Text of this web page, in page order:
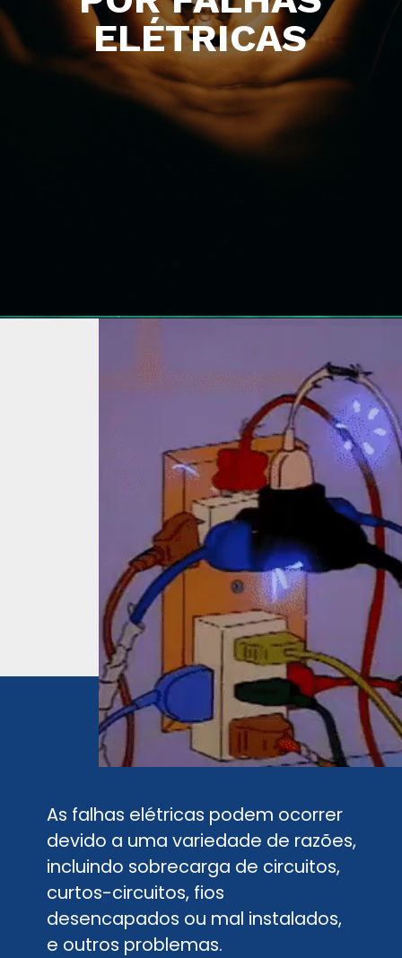
ELÉTRICAS
As falhas elétricas podem ocorrer
devido a uma variedade de razões,
incluindo sobrecarga de circuitos,
curtos-circuitos, fios
desencapados ou mal instalados,
e outros problemas.